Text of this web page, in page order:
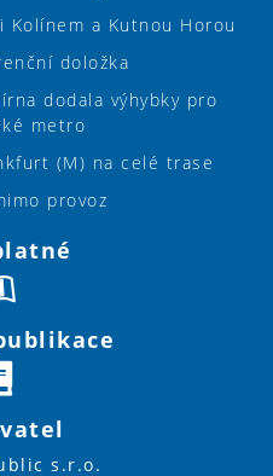
Kolínem a Kutnou Horou
doložka
dodala výhybky pro
metro
(M) na celé trase
provoz
s.r.o.